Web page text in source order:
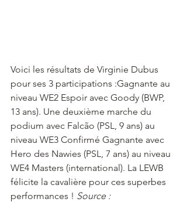
Voici les résultats de Virginie Dubus
pour ses 3 participations :Gagnante au
niveau WE2 Espoir avec Goody (BWP,
13 ans). Une deuxième marche du
podium avec Falcão (PSL, 9 ans) au
niveau WE3 Confirmé Gagnante avec
Hero des Nawies (PSL, 7 ans) au niveau
WE4 Masters (international). La LEWB
félicite la cavalière pour ces superbes
performances ! Source :